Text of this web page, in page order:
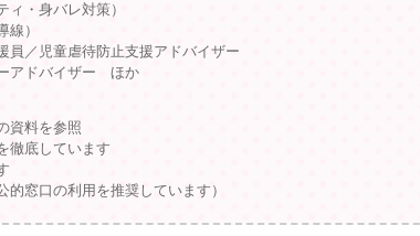
・身バレ対策）
）
員／児童虐待防止支援アドバイザー
アドバイザー ほか
資料を参照
徹底しています
的窓口の利用を推奨しています）